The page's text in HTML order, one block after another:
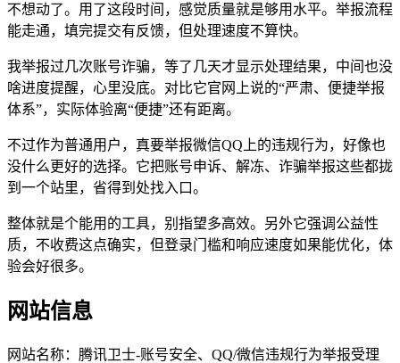
不想动了。用了这段时间，感觉质量就是够用水平。举报流程
能走通，填完提交有反馈，但处理速度不算快。
我举报过几次账号诈骗，等了几天才显示处理结果，中间也没
啥进度提醒，心里没底。对比它官网上说的“严肃、便捷举报
体系”，实际体验离“便捷”还有距离。
不过作为普通用户，真要举报微信QQ上的违规行为，好像也
没什么更好的选择。它把账号申诉、解冻、诈骗举报这些都拢
到一个站里，省得到处找入口。
整体就是个能用的工具，别指望多高效。另外它强调公益性
质，不收费这点确实，但登录门槛和响应速度如果能优化，体
验会好很多。
网站信息
网站名称： 腾讯卫士-账号安全、QQ/微信违规行为举报受理